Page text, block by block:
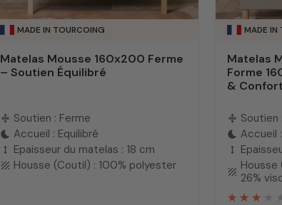
MADE IN TOURCOING
Matelas Mousse 160x200 Ferme
– Soutien Équilibré
compress Soutien : Ferme
bedtime Accueil : Equilibré
height Epaisseur du matelas : 18 cm
texture Housse (Coutil) : 100% polyester
MADE IN
Matelas
Forme
&
compress Soutien
bedtime Accueil
height
texture Housse
26%